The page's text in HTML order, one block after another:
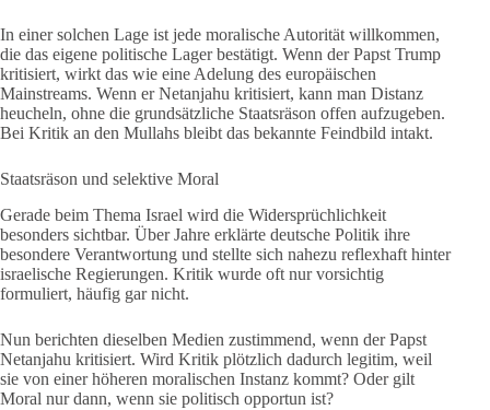
In einer solchen Lage ist jede moralische Autorität willkommen,
die das eigene politische Lager bestätigt. Wenn der Papst Trump
kritisiert, wirkt das wie eine Adelung des europäischen
Mainstreams. Wenn er Netanjahu kritisiert, kann man Distanz
heucheln, ohne die grundsätzliche Staatsräson offen aufzugeben.
Bei Kritik an den Mullahs bleibt das bekannte Feindbild intakt.
Staatsräson und selektive Moral
Gerade beim Thema Israel wird die Widersprüchlichkeit
besonders sichtbar. Über Jahre erklärte deutsche Politik ihre
besondere Verantwortung und stellte sich nahezu reflexhaft hinter
israelische Regierungen. Kritik wurde oft nur vorsichtig
formuliert, häufig gar nicht.
Nun berichten dieselben Medien zustimmend, wenn der Papst
Netanjahu kritisiert. Wird Kritik plötzlich dadurch legitim, weil
sie von einer höheren moralischen Instanz kommt? Oder gilt
Moral nur dann, wenn sie politisch opportun ist?